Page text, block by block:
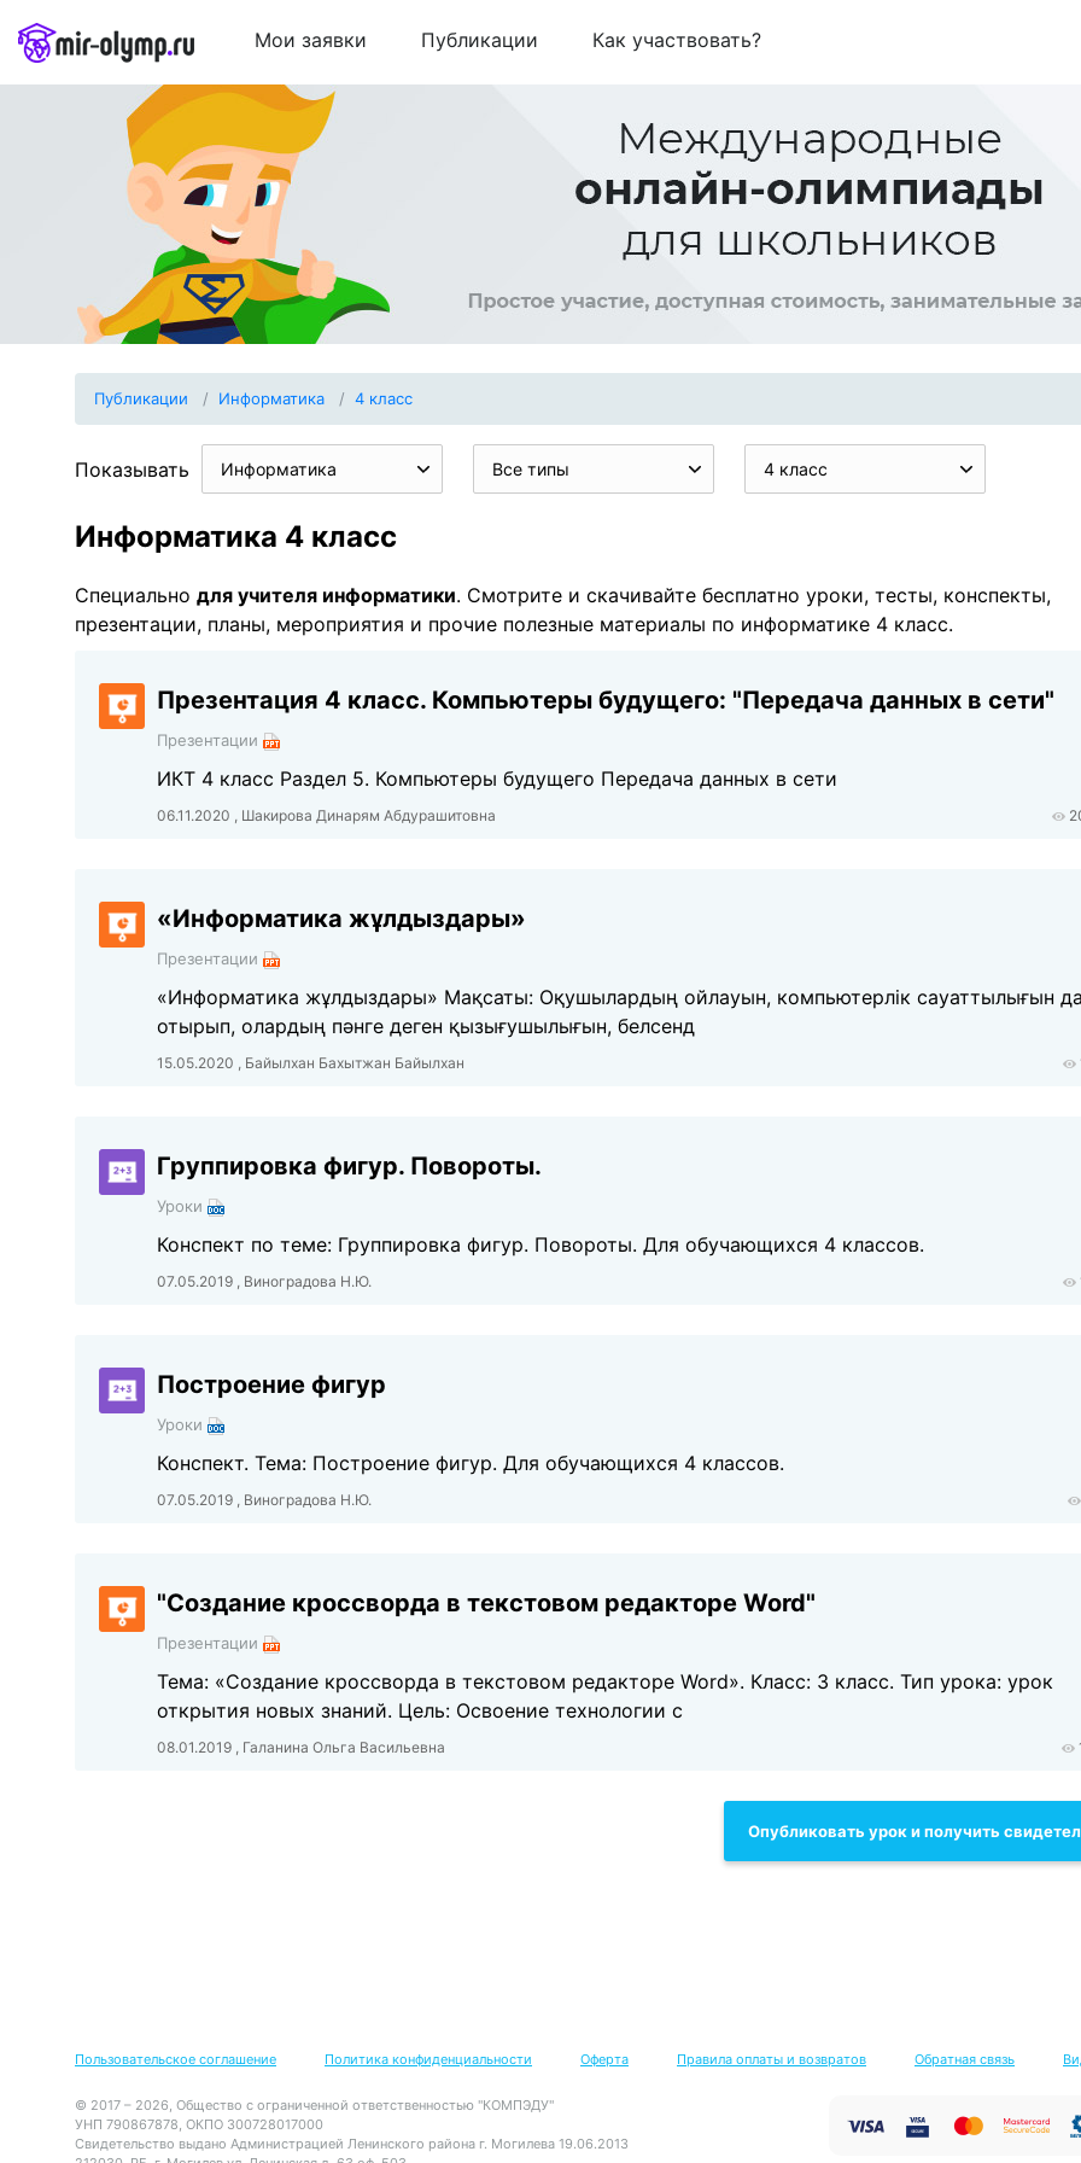
Мои заявки Публикации Как участвовать?
Публикации Информатика 4 класс
Показывать Информатика Все типы 4 класс
Информатика 4 класс
Специально для учителя информатики. Смотрите и скачивайте бесплатно уроки, тесты, конспекты,
презентации, планы, мероприятия и прочие полезные материалы по информатике 4 класс.
Презентация 4 класс. Компьютеры будущего: "Передача данных в сети"
Презентации
ИКТ 4 класс Раздел 5. Компьютеры будущего Передача данных в сети
06.11.2020 , Шакирова Динарям Абдурашитовна
«Информатика жұлдыздары»
Презентации
«Информатика жұлдыздары» Мақсаты: Оқушылардың ойлауын, компьютерлік сауаттылығын
отырып, олардың пәнге деген қызығушылығын, белсенд
15.05.2020 , Байылхан Бахытжан Байылхан
Группировка фигур. Повороты.
Уроки
Конспект по теме: Группировка фигур. Повороты. Для обучающихся 4 классов.
07.05.2019 , Виноградова Н.Ю.
Построение фигур
Уроки
Конспект. Тема: Построение фигур. Для обучающихся 4 классов.
07.05.2019 , Виноградова Н.Ю.
"Создание кроссворда в текстовом редакторе Word"
Презентации
Тема: «Создание кроссворда в текстовом редакторе Word». Класс: 3 класс. Тип урока: урок
открытия новых знаний. Цель: Освоение технологии с
08.01.2019 , Галанина Ольга Васильевна
Опубликовать урок и получить
Пользовательское соглашение Политика конфиденциальности Оферта Правила оплаты и возвратов Обратная связь
© 2017 – 2026, Общество с ограниченной ответственностью "КОМПЭДУ"
УНП 790867878, ОКПО 300728017000
Свидетельство выдано Администрацией Ленинского района г. Могилева 19.06.2013